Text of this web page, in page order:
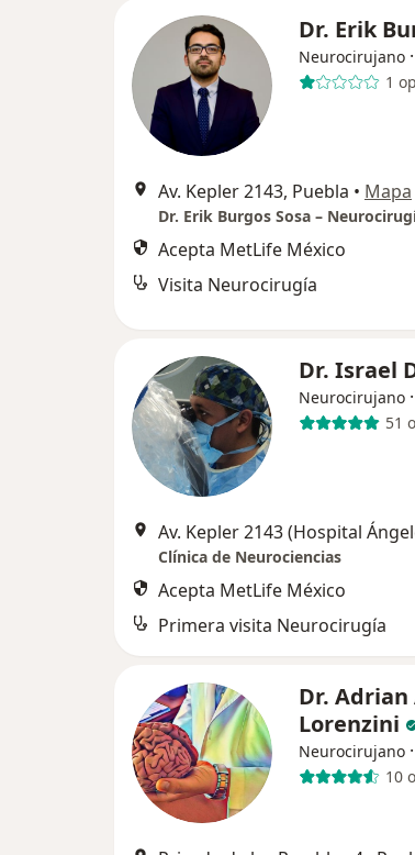
Dr. Erik
Neurocirujano ·
1
Av. Kepler 2143, Puebla • Mapa
Acepta MetLife México
Visita Neurocirugía
Dr. Israel
Neurocirujano ·
51
Clínica de Neurociencias
Acepta MetLife México
Primera visita Neurocirugía
Dr.
Lorenzini
Neurocirujano ·
10